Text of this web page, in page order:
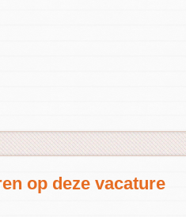
op deze vacature